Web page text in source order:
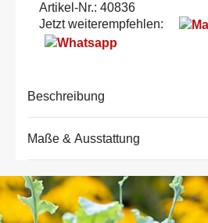
Artikel-Nr.: 40836
Jetzt weiterempfehlen:
Beschreibung
Maße & Ausstattung